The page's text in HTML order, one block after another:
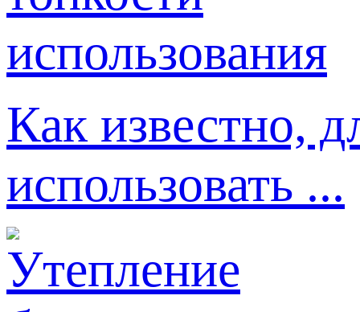
Как известно,
использовать ...